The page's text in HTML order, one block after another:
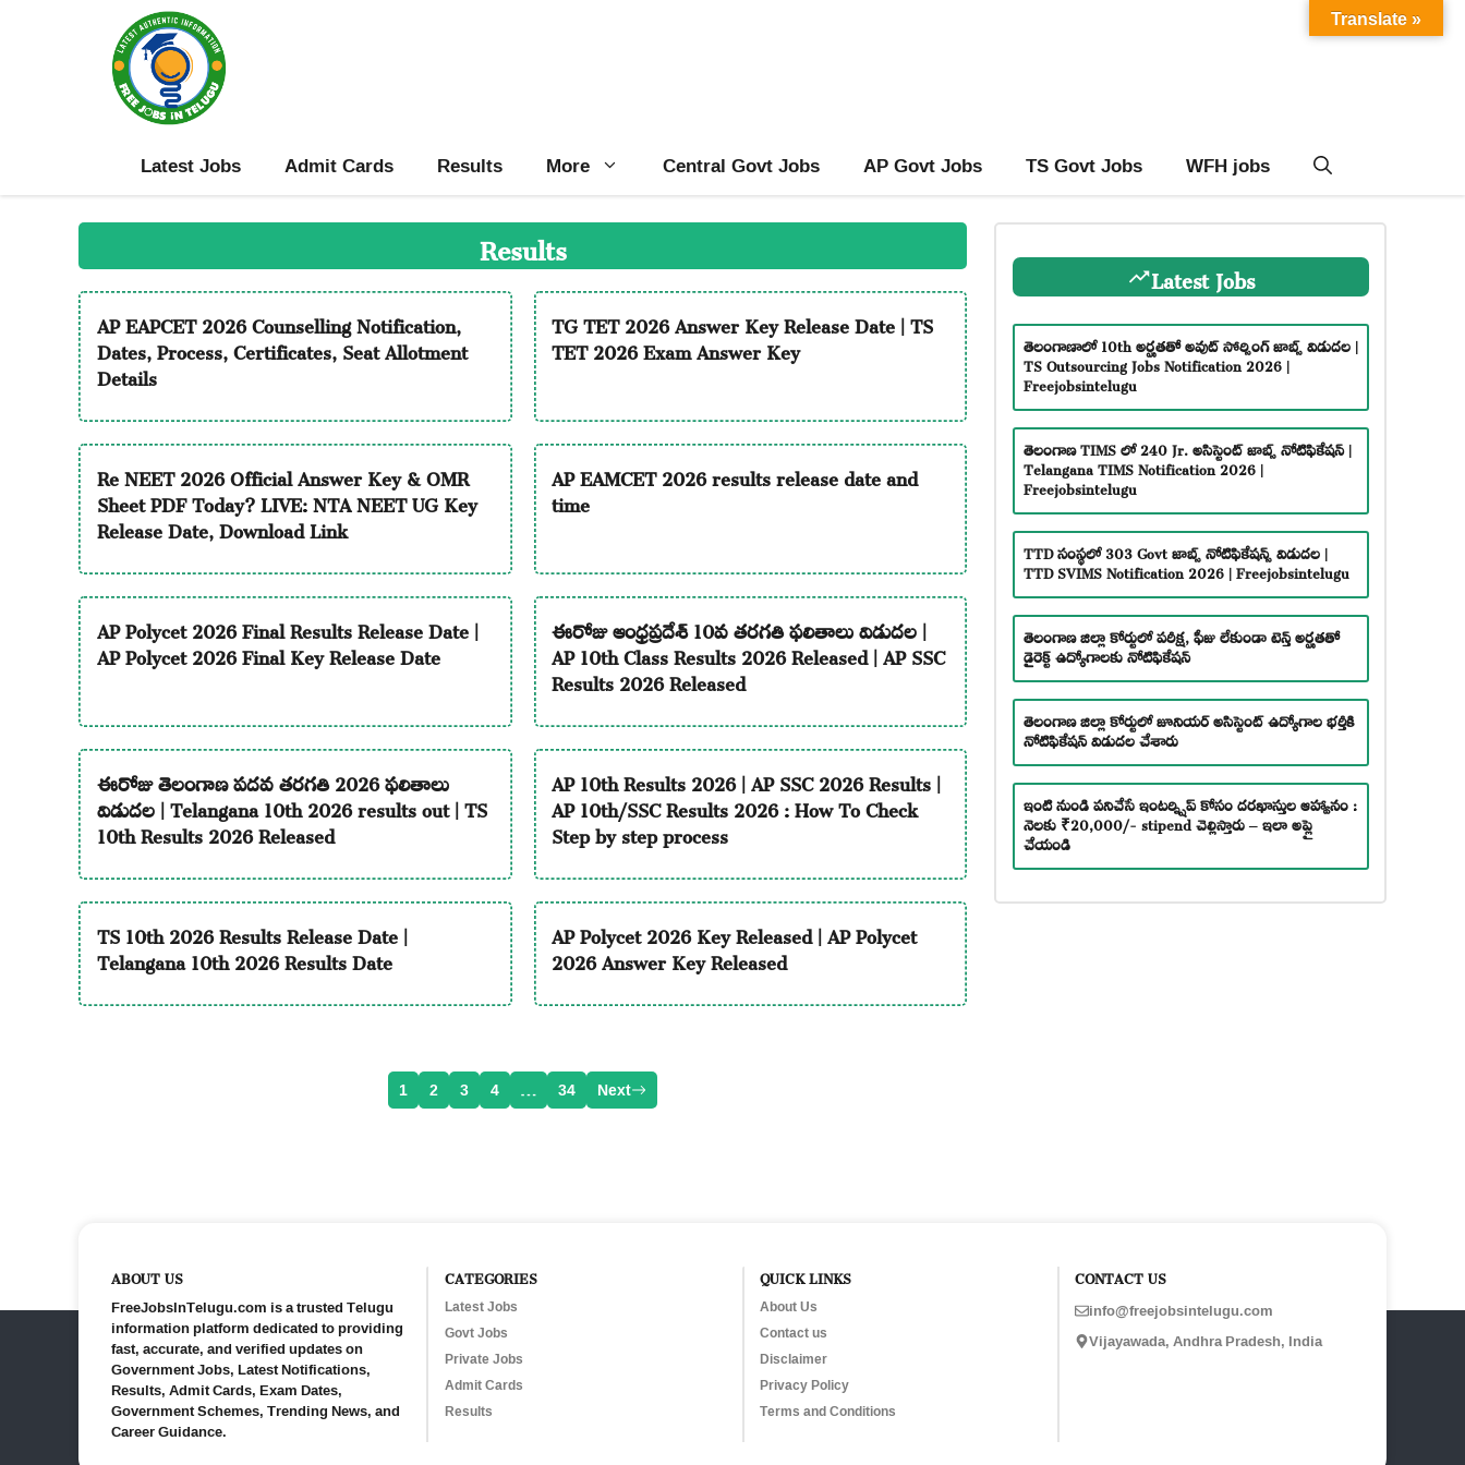
Latest Jobs Admit Cards Results More Central Govt Jobs AP Govt Jobs TS Govt Jobs WFH jobs
Results
AP EAPCET 2026 Counselling Notification,
Dates, Process, Certificates, Seat Allotment
Details
TG TET 2026 Answer Key Release Date | TS
TET 2026 Exam Answer Key
Re NEET 2026 Official Answer Key & OMR
Sheet PDF Today? LIVE: NTA NEET UG Key
Release Date, Download Link
AP EAMCET 2026 results release date and
time
AP Polycet 2026 Final Results Release Date |
AP Polycet 2026 Final Key Release Date
ఈరోజు ఆంధ్రప్రదేశ్ 10వ తరగతి ఫలితాలు విడుదల |
AP 10th Class Results 2026 Released | AP SSC
Results 2026 Released
ఈరోజు తెలంగాణ పదవ తరగతి 2026 ఫలితాలు
విడుదల | Telangana 10th 2026 results out | TS
10th Results 2026 Released
AP 10th Results 2026 | AP SSC 2026 Results |
AP 10th/SSC Results 2026 : How To Check
Step by step process
TS 10th 2026 Results Release Date |
Telangana 10th 2026 Results Date
AP Polycet 2026 Key Released | AP Polycet
2026 Answer Key Released
1 2 3 4 … 34 Next
Latest Jobs
తెలంగాణాలో 10th అర్హతతో అవుట్ సోర్సింగ్ జాబ్స్ విడుదల |
TS Outsourcing Jobs Notification 2026 |
Freejobsintelugu
తెలంగాణ TIMS లో 240 Jr. అసిస్టెంట్ జాబ్స్ నోటిఫికేషన్ |
Telangana TIMS Notification 2026 |
Freejobsintelugu
TTD సంస్థలో 303 Govt జాబ్స్ నోటిఫికేషన్స్ విడుదల |
TTD SVIMS Notification 2026 | Freejobsintelugu
తెలంగాణ జిల్లా కోర్టులో పరీక్ష, ఫీజు లేకుండా టెన్త్ అర్హతతో
డైరెక్ట్ ఉద్యోగాలకు నోటిఫికేషన్
తెలంగాణ జిల్లా కోర్టులో జూనియర్ అసిస్టెంట్ ఉద్యోగాల భర్తీకి
నోటిఫికేషన్ విడుదల చేశారు
ఇంటి నుండి పనిచేసే ఇంటర్న్షిప్ కోసం దరఖాస్తుల ఆహ్వానం :
నెలకు ₹20,000/- stipend చెల్లిస్తారు – ఇలా అప్లై
చేయండి
ABOUT US
FreeJobsInTelugu.com is a trusted Telugu
information platform dedicated to providing
fast, accurate, and verified updates on
Government Jobs, Latest Notifications,
Results, Admit Cards, Exam Dates,
Government Schemes, Trending News, and
Career Guidance.
CATEGORIES
Latest Jobs
Govt Jobs
Private Jobs
Admit Cards
Results
QUICK LINKS
About Us
Contact us
Disclaimer
Privacy Policy
Terms and Conditions
CONTACT US
info@freejobsintelugu.com
Vijayawada, Andhra Pradesh, India
Translate »